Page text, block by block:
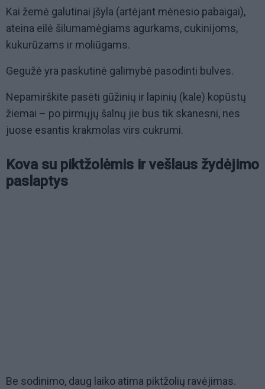
Kai žemė galutinai įšyla (artėjant mėnesio pabaigai),
ateina eilė šilumamėgiams agurkams, cukinijoms,
kukurūzams ir moliūgams.
Gegužė yra paskutinė galimybė pasodinti bulves.
Nepamirškite pasėti gūžinių ir lapinių (kale) kopūstų
žiemai – po pirmųjų šalnų jie bus tik skanesni, nes
juose esantis krakmolas virs cukrumi.
Kova su piktžolėmis ir vešlaus žydėjimo
paslaptys
Be sodinimo, daug laiko atima piktžolių ravėjimas.